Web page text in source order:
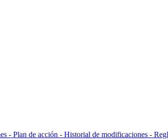
- Plan de acción - Historial de modificaciones -